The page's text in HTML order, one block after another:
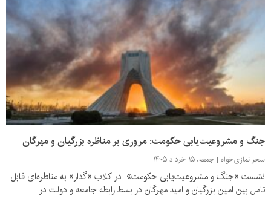
جنگ و مشروعیت‌یابی حکومت: مروری بر مناظره‌ بزرگیان و مهرگان
سحر نمازی‌خواه جمعه، ۱۵ خرداد ۱۴۰۵
نشست «جنگ و مشروعیت‌یابی حکومت» در کلاب «گدار» به مناظره‌ای قابل
تامل بین امین بزرگیان و امید مهرگان در بسط رابطه جامعه و دولت در